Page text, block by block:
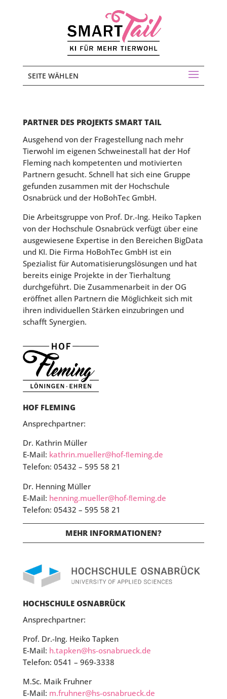
SEITE WÄHLEN
PARTNER DES PROJEKTS SMART TAIL
Ausgehend von der Fragestellung nach mehr
Tierwohl im eigenen Schweinestall hat der Hof
Fleming nach kompetenten und motivierten
Partnern gesucht. Schnell hat sich eine Gruppe
gefunden zusammen mit der Hochschule
Osnabrück und der HoBohTec GmbH.
Die Arbeitsgruppe von Prof. Dr.-Ing. Heiko Tapken
von der Hochschule Osnabrück verfügt über eine
ausgewiesene Expertise in den Bereichen BigData
und KI. Die Firma HoBohTec GmbH ist ein
Spezialist für Automatisierungslösungen und hat
bereits einige Projekte in der Tierhaltung
durchgeführt. Die Zusammenarbeit in der OG
eröffnet allen Partnern die Möglichkeit sich mit
ihren individuellen Stärken einzubringen und
schafft Synergien.
HOF FLEMING
Ansprechpartner:
Dr. Kathrin Müller
E-Mail: kathrin.mueller@hof-ﬂeming.de
Telefon: 05432 – 595 58 21
Dr. Henning Müller
E-Mail: henning.mueller@hof-ﬂeming.de
Telefon: 05432 – 595 58 21
MEHR INFORMATIONEN?
HOCHSCHULE OSNABRÜCK
Ansprechpartner:
Prof. Dr.-Ing. Heiko Tapken
E-Mail: h.tapken@hs-osnabrueck.de
Telefon: 0541 – 969-3338
M.Sc. Maik Fruhner
E-Mail: m.fruhner@hs-osnabrueck.de